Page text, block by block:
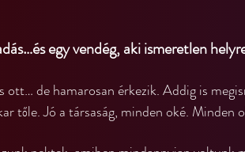
egy vendég, aki ismeretlen
ott… de hamarosan érkezik. Addig is
tőle. Jó a társaság, minden oké. Minden